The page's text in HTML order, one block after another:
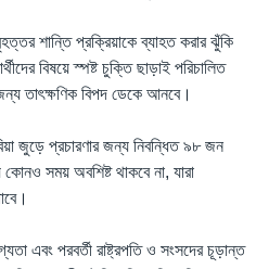
শান্তি প্রক্রিয়াকে ব্যাহত করার ঝুঁকি
বিষয়ে স্পষ্ট চুক্তি ছাড়াই পরিচালিত
জন্য তাৎক্ষণিক বিপদ ডেকে আনবে।
জুড়ে প্রচারণার জন্য নিবন্ধিত ৯৮ জন
কোনও সময় অবশিষ্ট থাকবে না, যারা
এবং পরবর্তী রাষ্ট্রপতি ও সংসদের চূড়ান্ত